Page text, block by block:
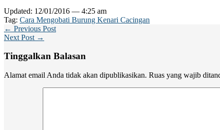
Updated: 12/01/2016 — 4:25 am
Tag: Cara Mengobati Burung Kenari Cacingan
← Previous Post
Next Post →
Tinggalkan Balasan
Alamat email Anda tidak akan dipublikasikan. Ruas yang wajib